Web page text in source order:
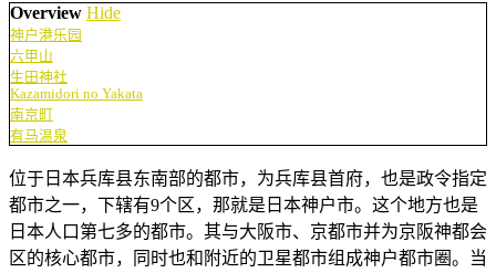
Overview Hide
神户港乐园
六甲山
生田神社
Kazamidori no Yakata
南京町
有马温泉
位于日本兵库县东南部的都市，为兵库县首府，也是政令指定
都市之一，下辖有9个区，那就是日本神户市。这个地方也是
日本人口第七多的都市。其与大阪市、京都市并为京阪神都会
区的核心都市，同时也和附近的卫星都市组成神户都市圈。当